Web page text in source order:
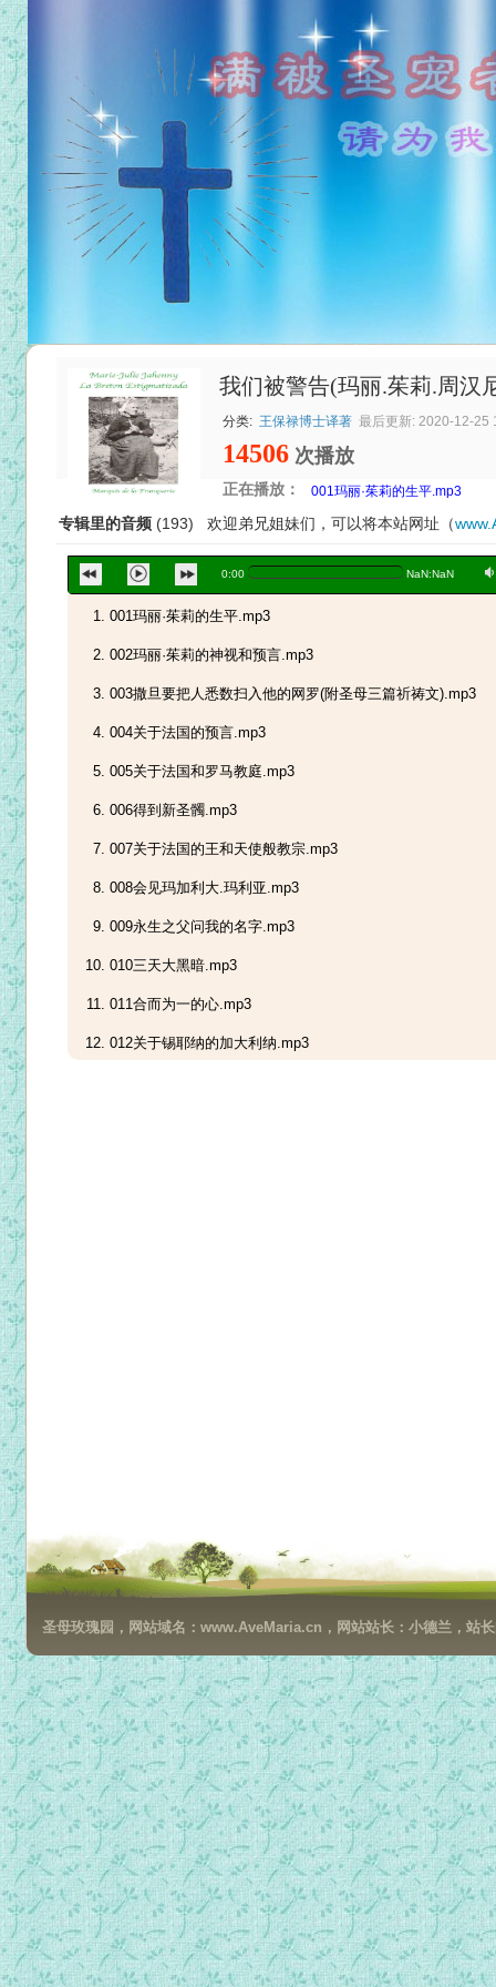
我们被警告(玛丽.茱莉.周汉
分类: 王保禄博士译著 最后更新: 2020-12-25
14506 次播放
正在播放：
专辑里的音频 (193) 欢迎弟兄姐妹们，可以将本站网址（
0:00 NaN:NaN a
001玛丽·茱莉的生平.mp3
001玛丽·茱莉的生平.mp3
002玛丽·茱莉的神视和预言.mp3
003撒旦要把人悉数扫入他的网罗(附圣母三篇祈祷文).mp3
004关于法国的预言.mp3
005关于法国和罗马教庭.mp3
006得到新圣髑.mp3
007关于法国的王和天使般教宗.mp3
008会见玛加利大.玛利亚.mp3
009永生之父问我的名字.mp3
010三天大黑暗.mp3
011合而为一的心.mp3
012关于锡耶纳的加大利纳.mp3
025圣文德的造访.MP3
026圣多玛斯.阿奎纳的造访.MP3
027圣弟铎的造访.MP3
028圣方济各.沙雷氏的造访.MP3
029圣十字若望的造访.MP3
030圣味增爵.斐勒略 教会将会传出巨大丑闻.MP3
031圣多玛斯.阿奎纳第二次的造访!.MP3
032圣保禄宗徒的造访.MP3
033圣若望.方济各.雷奇的造访!.MP3
034圣额我略一世的造访!.MP3
035圣本笃造访 假基督到来的预兆.MP3
036重申大惩罚前“良心的内在警告”.mp3
圣母玫瑰园，网站域名：www.AveMaria.cn，网站站长：小德兰，